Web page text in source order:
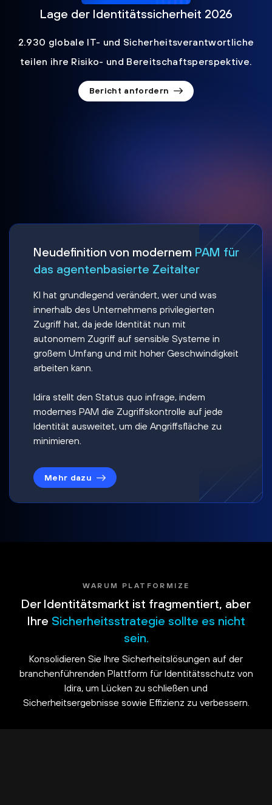
Lage der Identitätssicherheit 2026
2.930 globale IT- und Sicherheitsverantwortliche
teilen ihre Risiko- und Bereitschaftsperspektive.
Bericht anfordern
Neudefinition von modernem PAM für
das agentenbasierte Zeitalter
KI hat grundlegend verändert, wer und was
innerhalb des Unternehmens privilegierten
Zugriff hat, da jede Identität nun mit
autonomem Zugriff auf sensible Systeme in
großem Umfang und mit hoher Geschwindigkeit
arbeiten kann.
Idira stellt den Status quo infrage, indem
modernes PAM die Zugriffskontrolle auf jede
Identität ausweitet, um die Angriffsfläche zu
minimieren.
Mehr dazu
WARUM PLATFORMIZE
Der Identitätsmarkt ist fragmentiert, aber
Ihre Sicherheitsstrategie sollte es nicht
sein.
Konsolidieren Sie Ihre Sicherheitslösungen auf der
branchenführenden Plattform für Identitätsschutz von
Idira, um Lücken zu schließen und
Sicherheitsergebnisse sowie Effizienz zu verbessern.